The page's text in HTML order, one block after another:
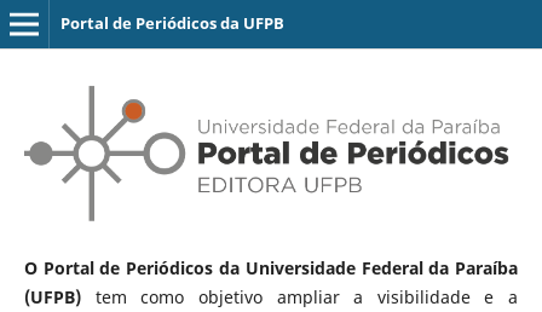
Portal de Periódicos da UFPB
O Portal de Periódicos da Universidade Federal da Paraíba
(UFPB)tem como objetivo ampliar a visibilidade e a